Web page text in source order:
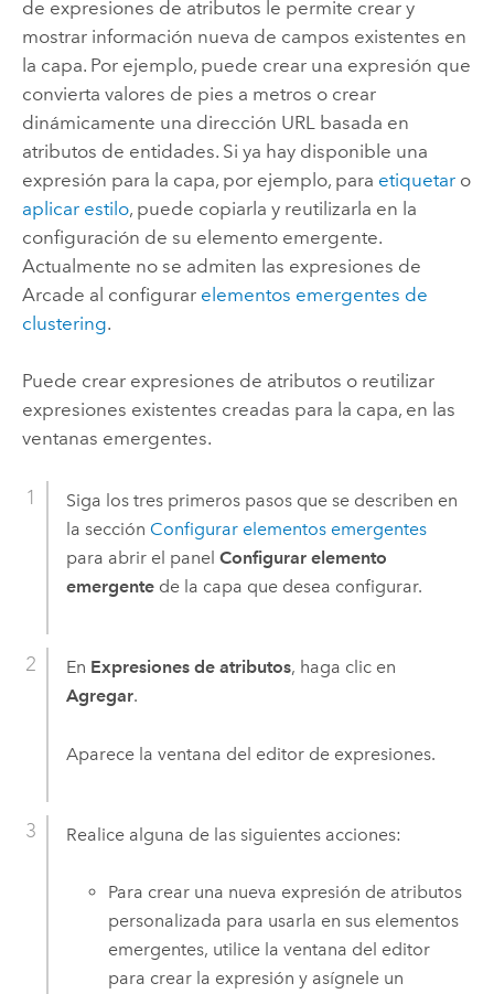
de expresiones de atributos le permite crear y
mostrar información nueva de campos existentes en
la capa. Por ejemplo, puede crear una expresión que
convierta valores de pies a metros o crear
dinámicamente una dirección URL basada en
atributos de entidades. Si ya hay disponible una
expresión para la capa, por ejemplo, para etiquetaro
aplicar estilo, puede copiarla y reutilizarla en la
configuración de su elemento emergente.
Actualmente no se admiten las expresiones de
Arcade al configurar elementos emergentes de
clustering.
Puede crear expresiones de atributos o reutilizar
expresiones existentes creadas para la capa, en las
ventanas emergentes.
Siga los tres primeros pasos que se describen en
la sección Configurar elementos emergentes
para abrir el panel Configurar elemento
emergentede la capa que desea configurar.
En Expresiones de atributos, haga clic en
Agregar.
Aparece la ventana del editor de expresiones.
Realice alguna de las siguientes acciones:
Para crear una nueva expresión de atributos
personalizada para usarla en sus elementos
emergentes, utilice la ventana del editor
para crear la expresión y asígnele un